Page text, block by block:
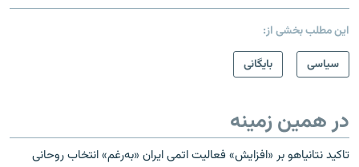
این مطلب بخشی از:
سیاسی
بایگانی
در همین زمینه
تاکید نتانیاهو بر «افزایش» فعالیت اتمی ایران «به‌رغم» انتخاب روحانی